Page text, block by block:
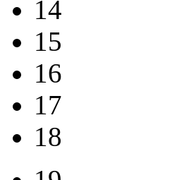
14
15
16
17
18